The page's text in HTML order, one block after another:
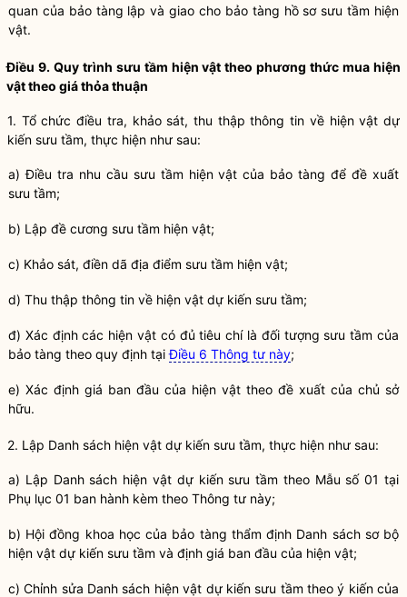
quan của bảo tàng lập và giao cho bảo tàng hồ sơ sưu tầm hiện
vật.
Điều 9. Quy trình sưu tầm hiện vật theo phương thức mua hiện
vật theo giá thỏa thuận
1. Tổ chức điều tra, khảo sát, thu thập thông tin về hiện vật dự
kiến sưu tầm, thực hiện như sau:
a) Điều tra nhu cầu sưu tầm hiện vật của bảo tàng để đề xuất
sưu tầm;
b) Lập đề cương sưu tầm hiện vật;
c) Khảo sát, điền dã địa điểm sưu tầm hiện vật;
d) Thu thập thông tin về hiện vật dự kiến sưu tầm;
đ) Xác định các hiện vật có đủ tiêu chí là đối tượng sưu tầm của
bảo tàng theo quy định tạiĐiều 6 Thông tư này;
e) Xác định giá ban đầu của hiện vật theo đề xuất của chủ sở
hữu.
2. Lập Danh sách hiện vật dự kiến sưu tầm, thực hiện như sau:
a) Lập Danh sách hiện vật dự kiến sưu tầm theo Mẫu số 01 tại
Phụ lục 01 ban hành kèm theo Thông tư này;
b) Hội đồng khoa học của bảo tàng thẩm định Danh sách sơ bộ
hiện vật dự kiến sưu tầm và định giá ban đầu của hiện vật;
c) Chỉnh sửa Danh sách hiện vật dự kiến sưu tầm theo ý kiến của